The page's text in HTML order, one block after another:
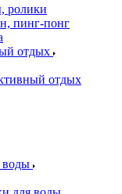
ролики
пинг-понг
отдых
отдых
воды